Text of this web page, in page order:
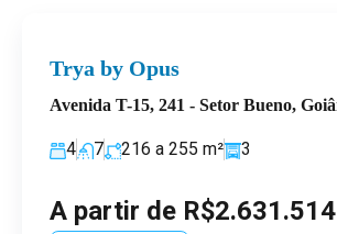
Trya by Opus
4 7 216 a 255 m² 3
A partir de R$2.631.514